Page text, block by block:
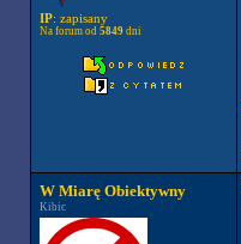
IP: zapisany
Na forum od 5849dni
W Miarę Obiektywny
Kibic